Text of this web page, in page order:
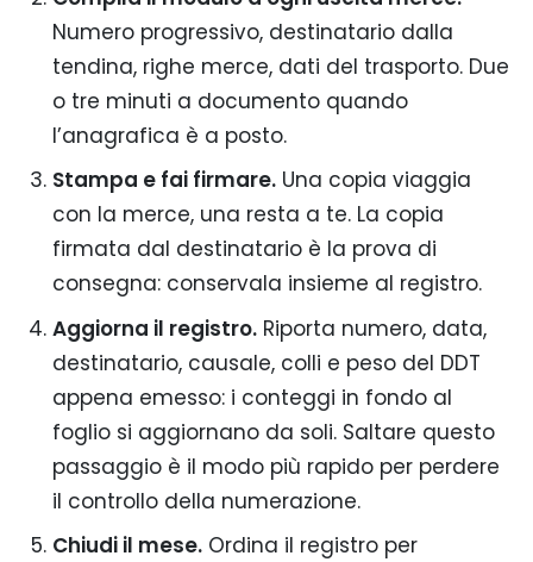
Numero progressivo, destinatario dalla
tendina, righe merce, dati del trasporto. Due
o tre minuti a documento quando
l’anagrafica è a posto.
Stampa e fai firmare.Una copia viaggia
con la merce, una resta a te. La copia
firmata dal destinatario è la prova di
consegna: conservala insieme al registro.
Aggiorna il registro.Riporta numero, data,
destinatario, causale, colli e peso del DDT
appena emesso: i conteggi in fondo al
foglio si aggiornano da soli. Saltare questo
passaggio è il modo più rapido per perdere
il controllo della numerazione.
Chiudi il mese.Ordina il registro per